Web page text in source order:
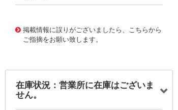
掲載情報に誤りがございましたら、こちらから
ご指摘をお願い致します。
在庫状況：営業所に在庫はございま
せん。